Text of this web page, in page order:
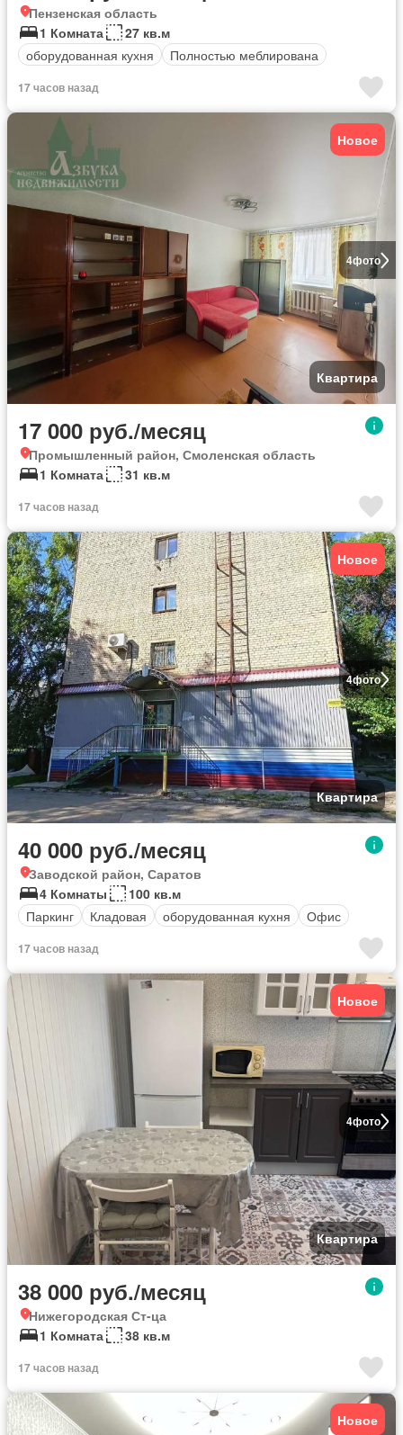
Пензенская область
1 Комната
27 кв.м
оборудованная кухня
Полностью меблирована
17 часов назад
4фото
Новое
Квартира
17 000 руб./месяц
Промышленный район, Смоленская область
1 Комната
31 кв.м
17 часов назад
4фото
Новое
Квартира
40 000 руб./месяц
Заводской район, Саратов
4 Комнаты
100 кв.м
Паркинг
Кладовая оборудованная кухня Офис
17 часов назад
4фото
Новое
Квартира
38 000 руб./месяц
Нижегородская Ст-ца
1 Комната
38 кв.м
17 часов назад
Новое